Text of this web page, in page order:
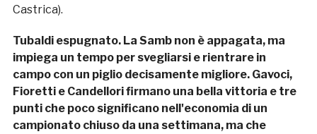
Castrica).
Tubaldi espugnato. La Samb non è appagata, ma
impiega un tempo per svegliarsi e rientrare in
campo con un piglio decisamente migliore. Gavoci,
Fioretti e Candellori firmano una bella vittoria e tre
punti che poco significano nell'economia di un
campionato chiuso da una settimana, ma che